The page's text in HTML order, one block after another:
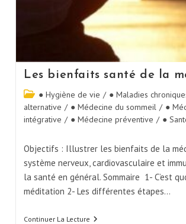
Les bienfaits santé de la
● Hygiène de vie / ● Maladies
alternative / ● Médecine du sommeil / ●
intégrative / ● Médecine préventive / ●
Objectifs : Illustrer les bienfaits de la
système nerveux, cardiovasculaire et
la santé en général. Sommaire 1- C’est
méditation 2- Les différentes étapes…
Continuer La Lecture